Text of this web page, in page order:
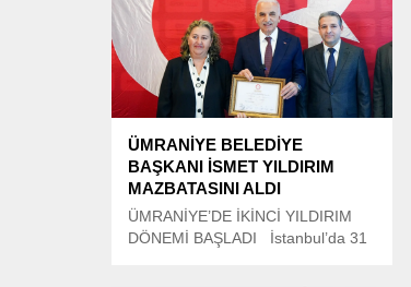
ÜMRANİYE BELEDİYE
BAŞKANI İSMET YILDIRIM
MAZBATASINI ALDI
ÜMRANİYE’DE İKİNCİ YILDIRIM
DÖNEMİ BAŞLADI İstanbul’da 31